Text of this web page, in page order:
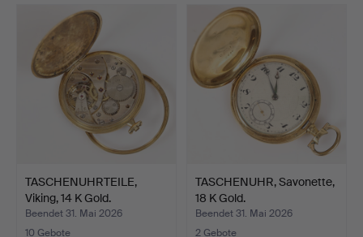
TASCHENUHRTEILE,
Viking, 14 K Gold.
Beendet 31. Mai 2026
10 Gebote
TASCHENUHR, Savonette,
18 K Gold.
Beendet 31. Mai 2026
2 Gebote